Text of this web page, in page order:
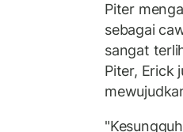
Piter
sebagai
sangat
Piter, Erick